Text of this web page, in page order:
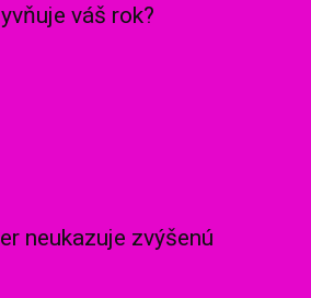
váš rok?
neukazuje zvýšenú